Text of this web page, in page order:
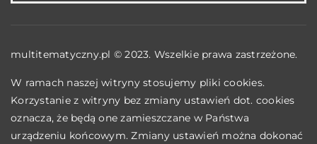
multitematyczny.pl © 2023. Wszelkie prawa zastrzeżone.
W ramach naszej witryny stosujemy pliki cookies.
Korzystanie z witryny bez zmiany ustawień dot. cookies
oznacza, że będą one zamieszczane w Państwa
urządzeniu końcowym. Zmiany ustawień można dokonać